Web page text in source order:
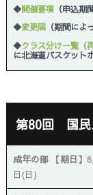
◆開催要項 （申込
◆変更届 （期間によ
◆クラス分け一覧（
に北海道バスケット
第80回 国民
成年の部 【期日】
日(日)